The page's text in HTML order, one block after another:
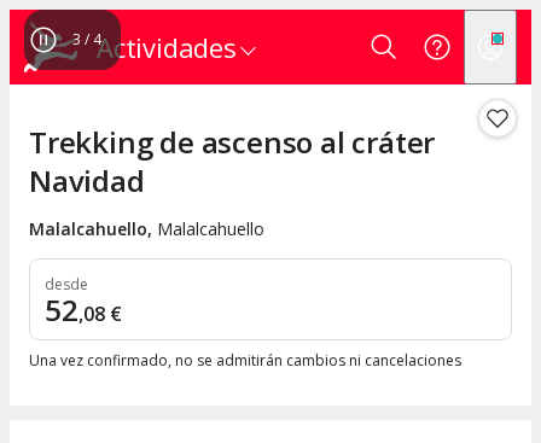
Actividades
3 / 4
Trekking de ascenso al cráter
Navidad
Malalcahuello, Malalcahuello
desde
52,08 €
Una vez confirmado, no se admitirán cambios ni cancelaciones